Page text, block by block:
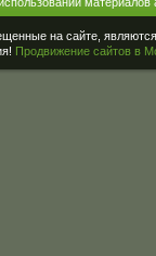
на сайте,
Продвижение сайтов в